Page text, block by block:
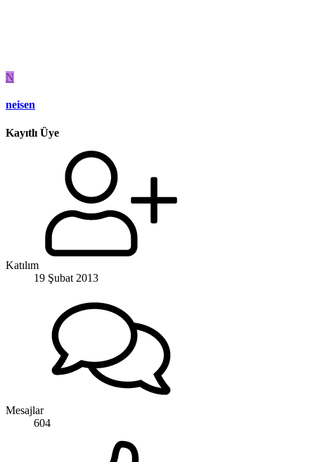
N
neisen
Kayıtlı Üye
Katılım
19 Şubat 2013
Mesajlar
604